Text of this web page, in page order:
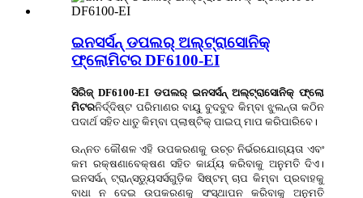
ଇନସର୍ସନ୍ ଡପଲର୍ ଅଲ୍ଟ୍ରାସୋନିକ୍
ଫ୍ଲୋମିଟର DF6100-EI
ସିରିଜ୍ DF6100-EI ଡପଲର୍ ଇନସର୍ସନ୍ ଅଲ୍ଟ୍ରାସୋନିକ୍ ଫ୍ଲୋ
ମିଟରନିର୍ଦ୍ଦିଷ୍ଟ ପରିମାଣର ବାୟୁ ବୁଦବୁଦ କିମ୍ବା ଝୁଲନ୍ତା କଠିନ
ପଦାର୍ଥ ସହିତ ଧାତୁ କିମ୍ବା ପ୍ଲାଷ୍ଟିକ୍ ପାଇପ୍ ମାପ କରିପାରିବେ।
ଉନ୍ନତ କୌଶଳ ଏହି ଉପକରଣକୁ ଉଚ୍ଚ ନିର୍ଭରଯୋଗ୍ୟତା ଏବଂ
କମ ରକ୍ଷଣାବେକ୍ଷଣ ସହିତ କାର୍ଯ୍ୟ କରିବାକୁ ଅନୁମତି ଦିଏ।
ଇନସର୍ସନ୍ ଟ୍ରାନ୍ସଡ୍ୟୁସର୍ସଗୁଡ଼ିକ ସିଷ୍ଟମ୍ ଚାପ କିମ୍ବା ପ୍ରବାହକୁ
ବାଧା ନ ଦେଇ ଉପକରଣକୁ ସଂସ୍ଥାପନ କରିବାକୁ ଅନୁମତି